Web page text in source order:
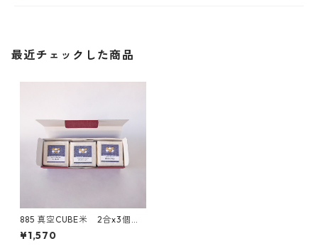
最近チェックした商品
885 真空CUBE米 2合x3個
化粧箱入り
¥1,570